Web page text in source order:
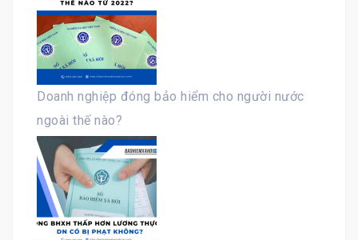
Doanh nghiệp đóng bảo hiểm cho người nước
ngoài thế nào?